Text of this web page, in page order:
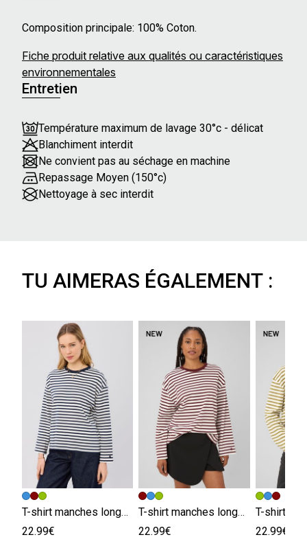
Composition principale: 100% Coton.
Fiche produit relative aux qualités ou caractéristiques
environnementales
Entretien
Température maximum de lavage 30°c - délicat
Blanchiment interdit
Ne convient pas au séchage en machine
Repassage Moyen (150°c)
Nettoyage à sec interdit
TU AIMERAS ÉGALEMENT :
T-shirt manches longues rayé
22.99€
T-shirt manches longues rayé
22.99€
22.99€